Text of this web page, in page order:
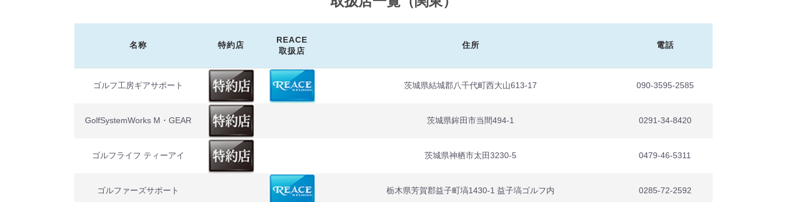
名称 特約店
REACE
取扱店
住所 電話
ゴルフ工房ギアサポート 茨城県結城郡八千代町西大山613-17 090-3595-2585
GolfSystemWorks M・GEAR 茨城県鉾田市当間494-1 0291-34-8420
ゴルフライフ ティーアイ 茨城県神栖市太田3230-5 0479-46-5311
ゴルファーズサポート 栃木県芳賀郡益子町塙1430-1 益子塙ゴルフ内 0285-72-2592